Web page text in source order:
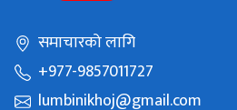
समाचारको लागि
+977-9857011727
lumbinikhoj@gmail.com